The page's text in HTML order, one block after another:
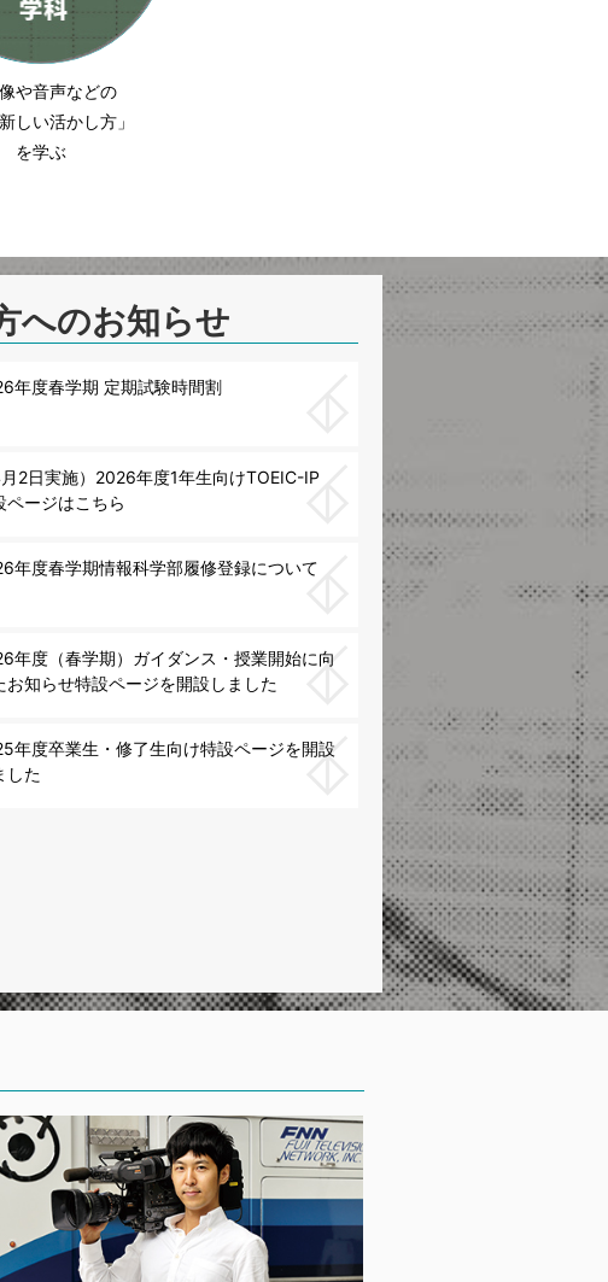
像や音声などの
しい活かし方」
を学ぶ
へのお知らせ
年度春学期 定期試験時間割
月2日実施）2026年度1年生向けTOEIC-IP
ページはこちら
年度春学期情報科学部履修登録について
年度（春学期）ガイダンス・授業開始に向
お知らせ特設ページを開設しました
年度卒業生・修了生向け特設ページを開設
した